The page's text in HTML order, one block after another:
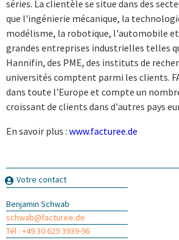
séries. La clientèle se situe dans des
que l'ingénierie mécanique, la
modélisme, la robotique, l'automobile
grandes entreprises industrielles telles
Hannifin, des PME, des instituts de
universités comptent parmi les clients.
dans toute l'Europe et compte un
croissant de clients dans d'autres pays
En savoir plus : www.facturee.de
Votre contact
Benjamin Schwab
schwab@facturee.de
Tél : +49 30 629 3939-96